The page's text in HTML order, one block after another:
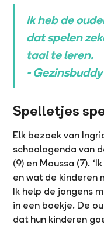
Ik heb de
dat spelen
taal te leren.
-
Spelletjes
Elk bezoek van
schoolagenda van
(9) en Moussa (7).
en wat de kinderen
Ik help de jongens
in een boekje. De
dat hun kinderen